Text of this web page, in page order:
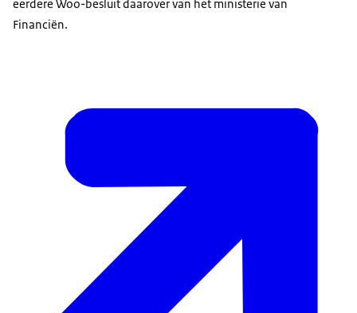
eerdere Woo-besluit daarover van het ministerie van
Financiën.